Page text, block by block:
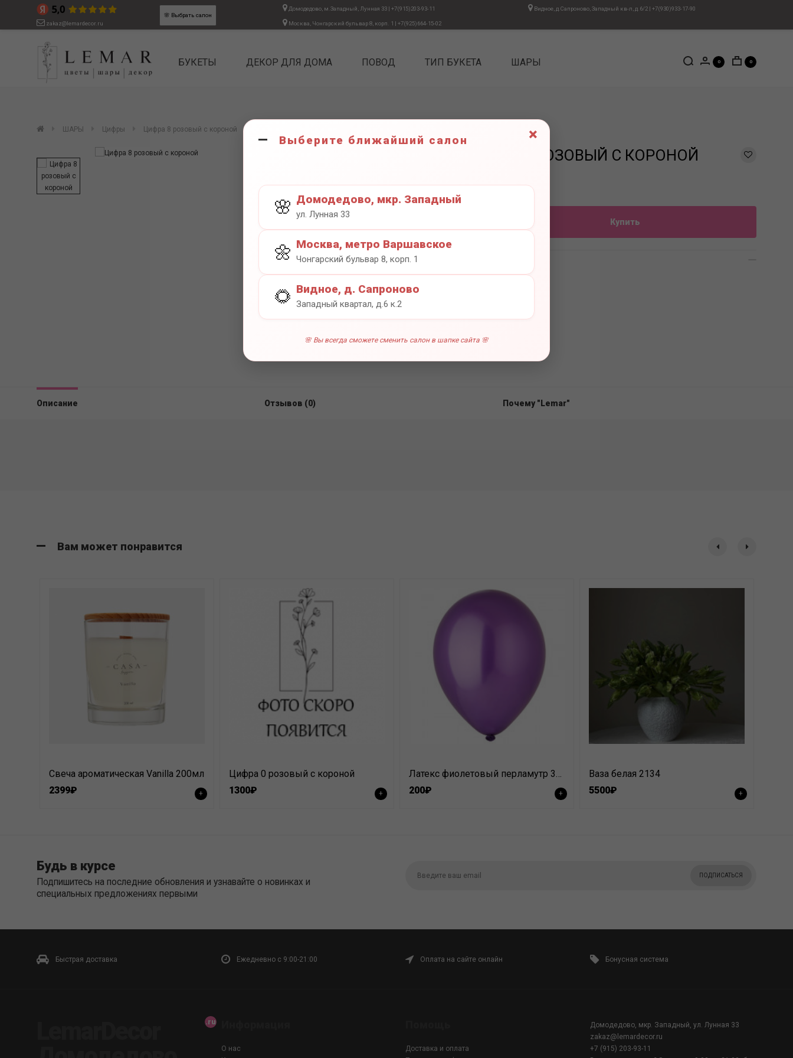
×
Выберите ближайший салон
🌸 Домодедово, мкр. Западный
ул. Лунная 33
🌼 Москва, метро Варшавское
Чонгарский бульвар 8, корп. 1
🌻 Видное, д. Сапроново
Западный квартал, д.6 к.2
🌸 Вы всегда сможете сменить салон в шапке сайта 🌸
БУКЕТЫ ДЕКОР ДЛЯ ДОМА ПОВОД ТИП БУКЕТА ШАРЫ
zakaz@lemardecor.ru
🌸 Выбрать салон
Домодедово, м.Западный, Лунная 33| +7(915)203-93-11
Москва, Чонгарский бульвар 8, корп. 1 | +7(925)664-15-02
Видное, д.Сапроново, Западный кв-л, д.6/2 |+7(930)933-17-90
0 0
ШАРЫ Цифры Цифра 8 розовый с короной
ЦИФРА 8 РОЗОВЫЙ С КОРОНОЙ
1300₽
Купить
Описание Отзывов (0) Почему "Lemar"
Вам может понравится
Свеча ароматическая Vanilla 200мл
2399₽
+
Цифра 0 розовый с короной
1300₽
+
Латекс фиолетовый перламутр 30 см
200₽
+
Ваза белая 2134
5500₽
+
Будь в курсе
Подпишитесь на последние обновления и узнавайте о новинках и
специальных предложениях первыми
ПОДПИСАТЬСЯ
Быстрая доставка Ежедневно с 9:00-21:00 Оплата на сайте онлайн Бонусная система
О нас
Доставка и оплата
Домодедово, мкр. Западный, ул. Лунная 33
zakaz@lemardecor.ru
+7 (915) 203-93-11